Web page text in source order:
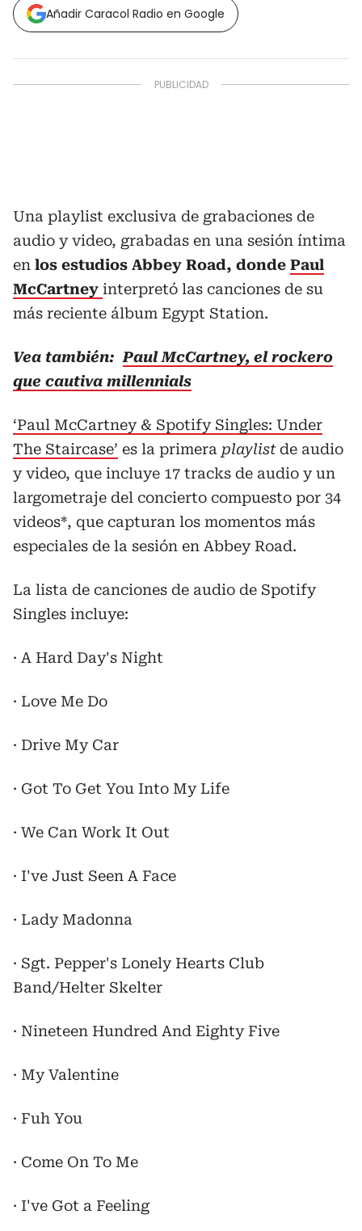
Añadir Caracol Radio en Google
Una playlist exclusiva de grabaciones de
audio y video, grabadas en una sesión íntima
en los estudios Abbey Road, donde Paul
McCartney interpretó las canciones de su
más reciente álbum Egypt Station.
Vea también: Paul McCartney, el rockero
que cautiva millennials
‘Paul McCartney & Spotify Singles: Under
The Staircase’ es la primera playlistde audio
y video, que incluye 17 tracks de audio y un
largometraje del concierto compuesto por 34
videos*, que capturan los momentos más
especiales de la sesión en Abbey Road.
La lista de canciones de audio de Spotify
Singles incluye:
· A Hard Day's Night
· Love Me Do
· Drive My Car
· Got To Get You Into My Life
· We Can Work It Out
· I've Just Seen A Face
· Lady Madonna
· Sgt. Pepper's Lonely Hearts Club
Band/Helter Skelter
· Nineteen Hundred And Eighty Five
· My Valentine
· Fuh You
· Come On To Me
· I've Got a Feeling